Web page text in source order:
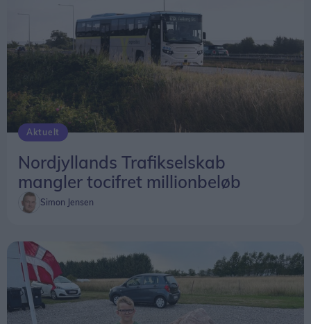
Aktuelt
Nordjyllands Trafikselskab
mangler tocifret millionbeløb
Simon Jensen